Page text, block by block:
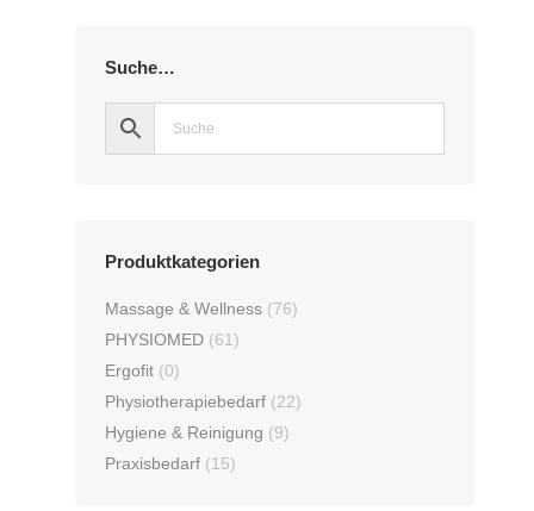
Suche…
Produktkategorien
Massage & Wellness (76)
PHYSIOMED (61)
Ergofit (0)
Physiotherapiebedarf (22)
Hygiene & Reinigung (9)
Praxisbedarf (15)